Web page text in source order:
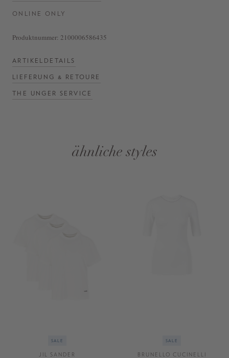
ONLINE ONLY
Produktnummer: 2100006586435
ARTIKELDETAILS
LIEFERUNG & RETOURE
THE UNGER SERVICE
ähnliche styles
SALE
JIL SANDER
SALE
BRUNELLO CUCINELLI